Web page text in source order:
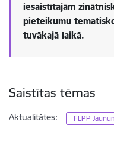
iesaistītajām
pieteikumu
tuvākajā laikā.
Saistītas tēmas
Aktualitātes: FLPP